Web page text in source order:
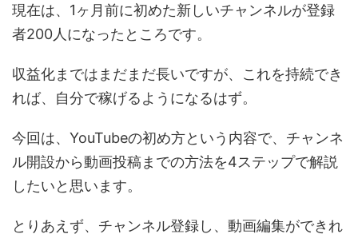
現在は、1ヶ月前に初めた新しいチャンネルが登録
者200人になったところです。
収益化まではまだまだ長いですが、これを持続でき
れば、自分で稼げるようになるはず。
今回は、YouTubeの初め方という内容で、チャンネ
ル開設から動画投稿までの方法を4ステップで解説
したいと思います。
とりあえず、チャンネル登録し、動画編集ができれ